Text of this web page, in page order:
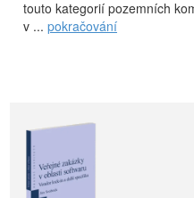
touto kategorií pozemních
v ... pokračování